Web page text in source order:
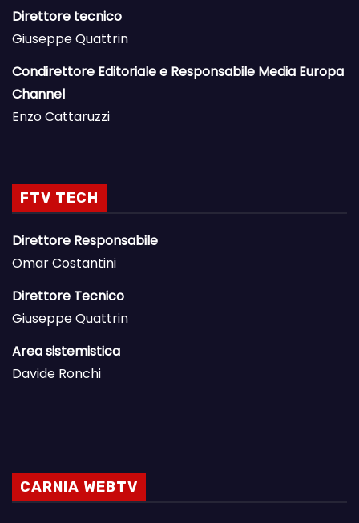
Direttore tecnico
Giuseppe Quattrin
Condirettore Editoriale e Responsabile Media Europa
Channel
Enzo Cattaruzzi
FTV TECH
Direttore Responsabile
Omar Costantini
Direttore Tecnico
Giuseppe Quattrin
Area sistemistica
Davide Ronchi
CARNIA WEBTV